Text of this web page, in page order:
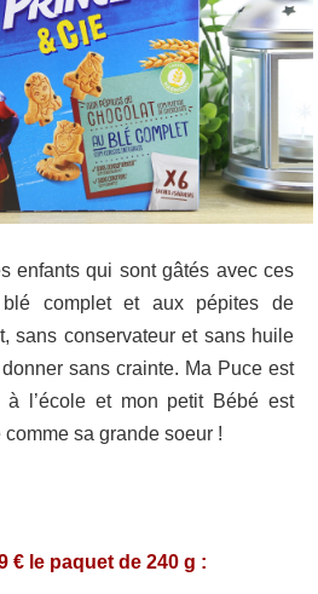
enfants qui sont gâtés avec ces
complet et aux pépites de
sans conservateur et sans huile
sans crainte. Ma Puce est
l’école et mon petit Bébé est
sa grande soeur !
€ le paquet de 240 g :